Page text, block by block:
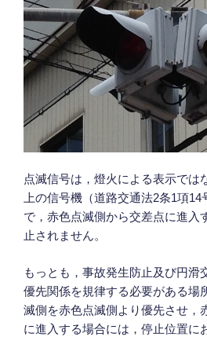
点滅信号は，燈火による表示では
上の信号機（道路交通法2条1項
で，赤色点滅側から交差点に進入
止されません。
もっとも，事故発生防止及び円滑
優先関係を規律する必要がある場
滅側を赤色点滅側より優先させ，
に進入する場合には，停止位置に